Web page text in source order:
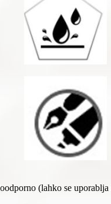
(lahko se uporablja